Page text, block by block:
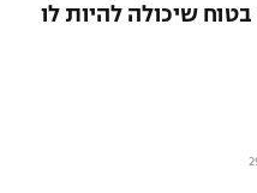
שיכולה להיות לו